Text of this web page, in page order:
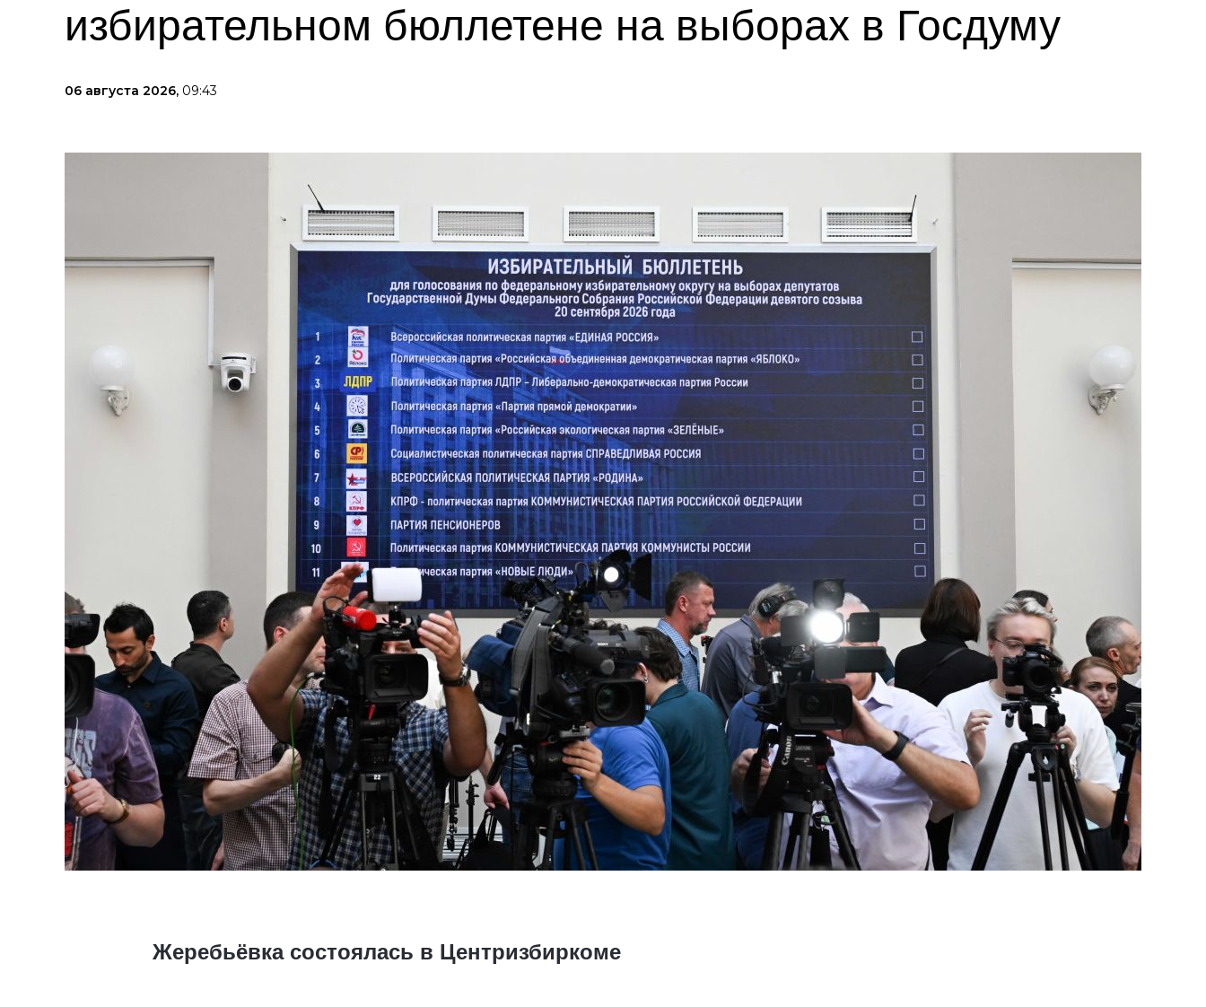
избирательном бюллетене на выборах в Госдуму
06 августа 2026, 09:43
Жеребьёвка состоялась в Центризбиркоме